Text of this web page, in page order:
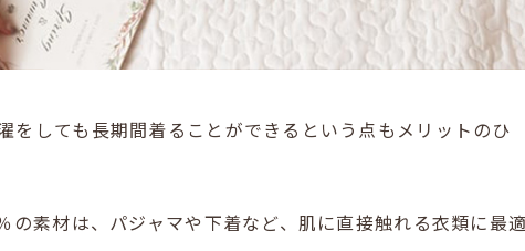
をしても長期間着ることができるという点もメリットのひ
素材は、パジャマや下着など、肌に直接触れる衣類に最適